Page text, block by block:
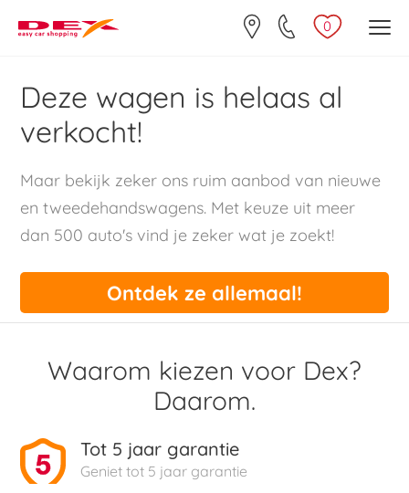
0
Deze wagen is helaas al
verkocht!
Maar bekijk zeker ons ruim aanbod van nieuwe
en tweedehandswagens. Met keuze uit meer
dan 500 auto's vind je zeker wat je zoekt!
Ontdek ze allemaal!
Waarom kiezen voor Dex?
Daarom.
Tot 5 jaar garantie
Geniet tot 5 jaar garantie